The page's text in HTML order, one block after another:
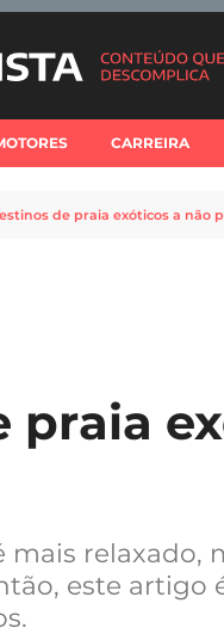
CARREIRA
de praia exóticos a não
praia
mais
este artigo